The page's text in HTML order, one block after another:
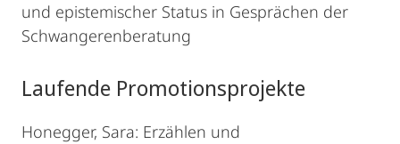
und epistemischer Status in Gesprächen der
Schwangerenberatung
Laufende Promotionsprojekte
Honegger, Sara: Erzählen und